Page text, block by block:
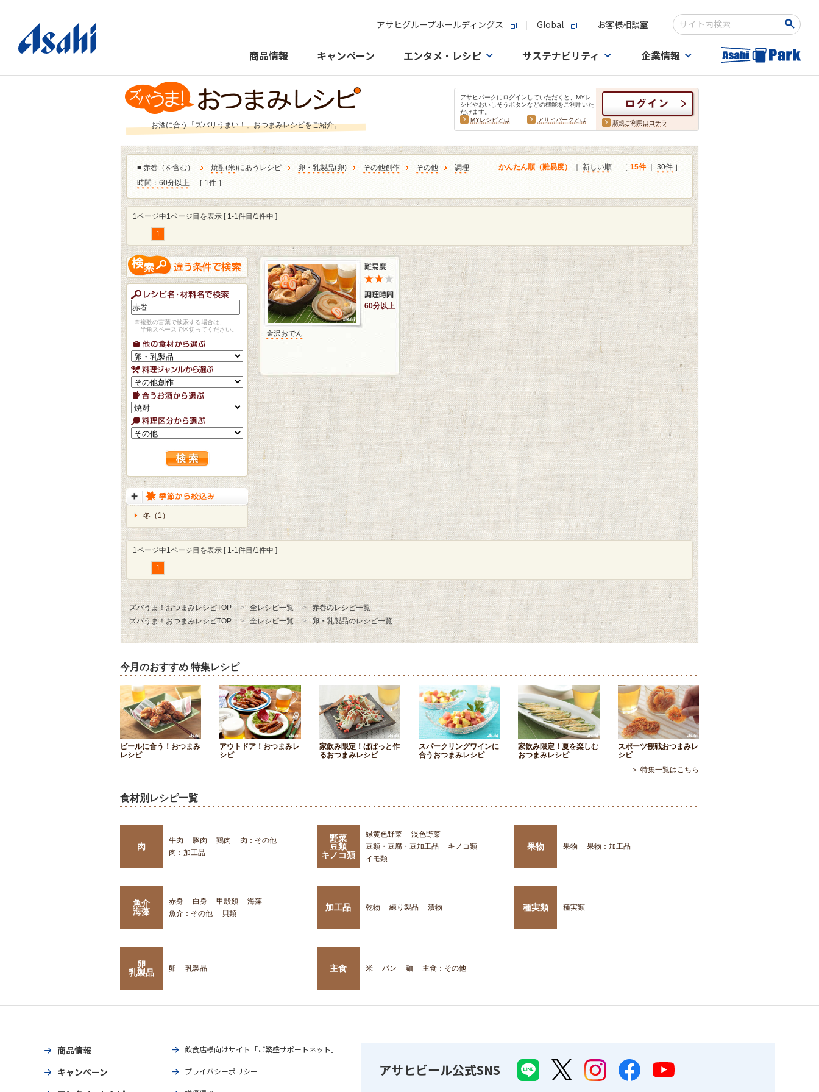
アサヒグループホールディングス Global お客様相談室
検索キーワード入力
商品情報 キャンペーン エンタメ・レシピ サステナビリティ 企業情報
お酒に合う「ズバリうまい！」おつまみレシピをご紹介。
アサヒパークにログインしていただくと、MYレ
シピやおいしそうボタンなどの機能をご利用いた
だけます。
MYレシピとは
アサヒパークとは 新規ご利用はコチラ
■ 赤巻（を含む） 焼酎(米)にあうレシピ 卵・乳製品(卵) その他創作 その他
調理
時間：60分以上
［ 1件 ］
かんたん順（難易度） 新しい順 ［ 15件｜ 30件 ］
1ページ中1ページ目を表示 [ 1-1件目/1件中 ]
1
※複数の言葉で検索する場合は、
半角スペースで区切ってください。
冬（1）
60分以上
金沢おでん
1ページ中1ページ目を表示 [ 1-1件目/1件中 ]
1
ズバうま！おつまみレシピTOP 全レシピ一覧
赤巻のレシピ一覧
ズバうま！おつまみレシピTOP
全レシピ一覧 卵・乳製品のレシピ一覧
今月のおすすめ 特集レシピ
ビールに合う！おつまみ
レシピ
アウトドア！おつまみレ
シピ
家飲み限定！ぱぱっと作
るおつまみレシピ
スパークリングワインに
合うおつまみレシピ
家飲み限定！夏を楽しむ
おつまみレシピ
スポーツ観戦おつまみレ
シピ
＞ 特集一覧はこちら
食材別レシピ一覧
肉
牛肉 豚肉 鶏肉
肉：その他
肉：加工品
野菜
豆類
キノコ類
緑黄色野菜
淡色野菜
豆類・豆腐・豆加工品
キノコ類
イモ類
果物 果物 果物：加工品
魚介
海藻
赤身 白身 甲殻類
海藻
魚介：その他
貝類
加工品 乾物 練り製品 漬物 種実類 種実類
卵
乳製品
卵 乳製品 主食 米 パン 麺 主食：その他
商品情報
キャンペーン
飲食店様向けサイト「ご繁盛サポートネット」
プライバシーポリシー アサヒビール公式SNS